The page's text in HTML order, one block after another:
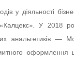
у діяльності
У 2018
анальгетиків —
оформлення